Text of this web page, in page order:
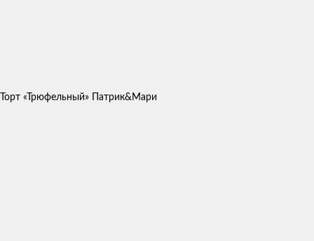
Торт «Трюфельный» Патрик&Мари